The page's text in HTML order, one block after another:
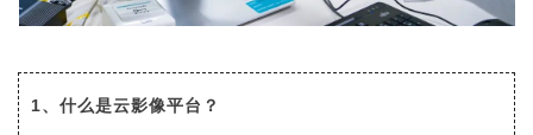
1、什么是云影像平台？